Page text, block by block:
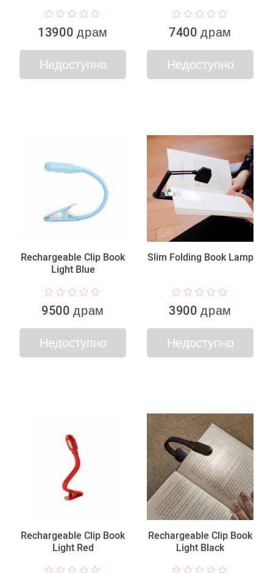
13900 драм
Недоступно
7400 драм
Недоступно
Rechargeable Clip Book
Light Blue
9500 драм
Недоступно
Slim Folding Book Lamp
3900 драм
Недоступно
Rechargeable Clip Book
Light Red
Rechargeable Clip Book
Light Black